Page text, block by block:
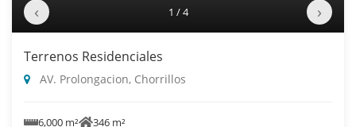
‹ 1 / 4 ›
Terrenos Residenciales
AV. Prolongacion, Chorrillos
6,000 m² 346 m²